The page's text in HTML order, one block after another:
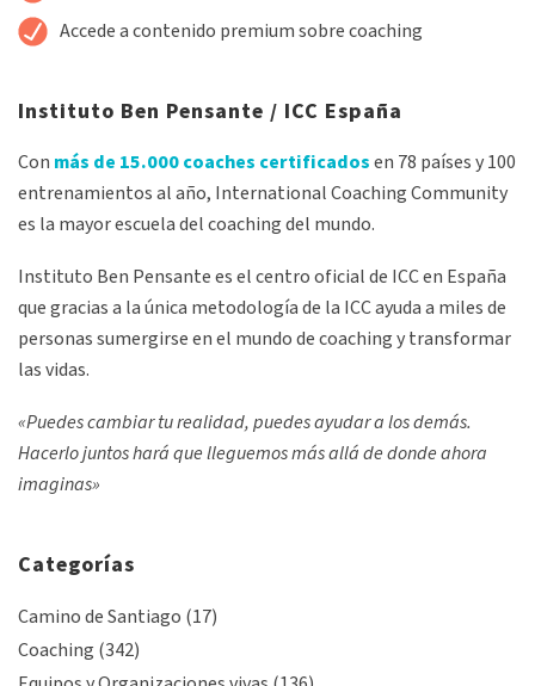
Accede a contenido premium sobre coaching
Instituto Ben Pensante / ICC España
Con más de 15.000 coaches certificadosen 78 países y 100
entrenamientos al año, International Coaching Community
es la mayor escuela del coaching del mundo.
Instituto Ben Pensante es el centro oficial de ICC en España
que gracias a la única metodología de la ICC ayuda a miles de
personas sumergirse en el mundo de coaching y transformar
las vidas.
«Puedes cambiar tu realidad, puedes ayudar a los demás.
Hacerlo juntos hará que lleguemos más allá de donde ahora
imaginas»
Categorías
Camino de Santiago (17)
Coaching (342)